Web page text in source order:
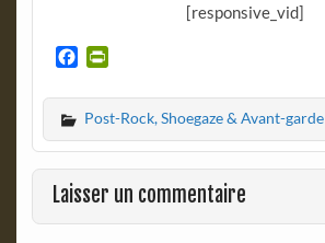
[responsive_vid]
c
e
b
o
o
k
i
n
t
F
r
e
Post-Rock, Shoegaze & Avant-garde
Laisser un commentaire